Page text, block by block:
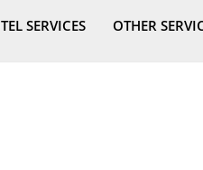
SERVICES OTHER